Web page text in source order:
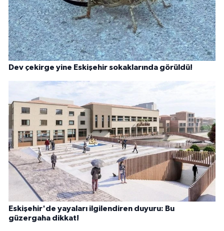
Dev çekirge yine Eskişehir sokaklarında görüldü!
Eskişehir'de yayaları ilgilendiren duyuru: Bu
güzergaha dikkat!